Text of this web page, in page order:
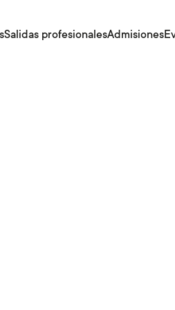
Salidas profesionalesAdmisiones